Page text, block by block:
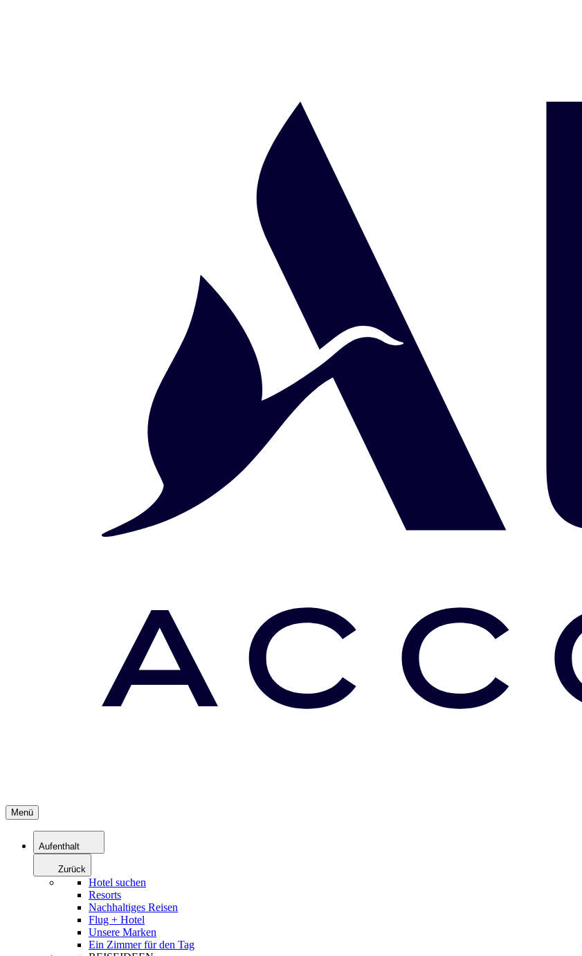
Menü
Aufenthalt
Zurück
Hotel suchen
Resorts
Nachhaltiges Reisen
Flug + Hotel
Unsere Marken
Ein Zimmer für den Tag